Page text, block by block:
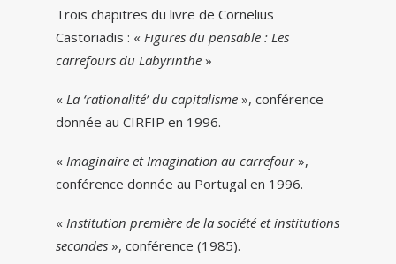
Trois chapitres du livre de Cornelius
Castoriadis : « Figures du pensable : Les
carrefours du Labyrinthe »
« La ‘rationalité’ du capitalisme », conférence
donnée au CIRFIP en 1996.
« Imaginaire et Imagination au carrefour»,
conférence donnée au Portugal en 1996.
« Institution première de la société et institutions
secondes », conférence (1985).